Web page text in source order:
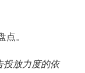
。
投放力度的依